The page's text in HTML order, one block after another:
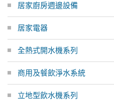
居家廚房週邊設備
居家電器
全熱式開水機系列
商用及餐飲淨水系統
立地型飲水機系列